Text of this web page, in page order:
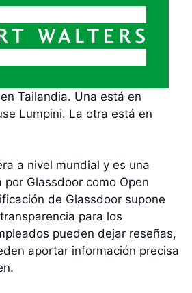
Tailandia. Una está en
Lumpini. La otra está en
a nivel mundial y es una
Glassdoor como Open
de Glassdoor supone
para los
pueden dejar reseñas,
aportar información precisa